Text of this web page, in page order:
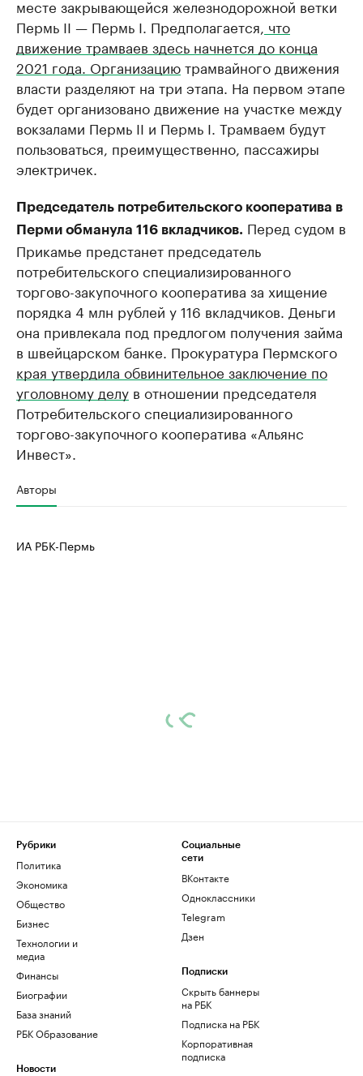
месте закрывающейся железнодорожной ветки
Пермь II — Пермь I. Предполагается, что
движение трамваев здесь начнется до конца
2021 года. Организациютрамвайного движения
власти разделяют на три этапа. На первом этапе
будет организовано движение на участке между
вокзалами Пермь II и Пермь I. Трамваем будут
пользоваться, преимущественно, пассажиры
электричек.
Председатель потребительского кооператива в
Перми обманула 116 вкладчиков. Перед судом в
Прикамье предстанет председатель
потребительского специализированного
торгово-закупочного кооператива за хищение
порядка 4 млн рублей у 116 вкладчиков. Деньги
она привлекала под предлогом получения займа
в швейцарском банке. Прокуратура Пермского
края утвердила обвинительное заключение по
уголовному делу в отношении председателя
Потребительского специализированного
торгово-закупочного кооператива «Альянс
Инвест».
Авторы
ИА РБК-Пермь
Рубрики
Политика
Экономика
Общество
Бизнес
Технологии и
медиа
Финансы
Биографии
База знаний
РБК Образование
Новости
Социальные
сети
ВКонтакте
Одноклассники
Telegram
Дзен
Подписки
Скрыть баннеры
на РБК
Подписка на РБК
Корпоративная
подписка